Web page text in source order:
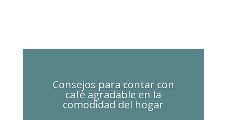
Consejos para contar con
café agradable en la
comodidad del hogar